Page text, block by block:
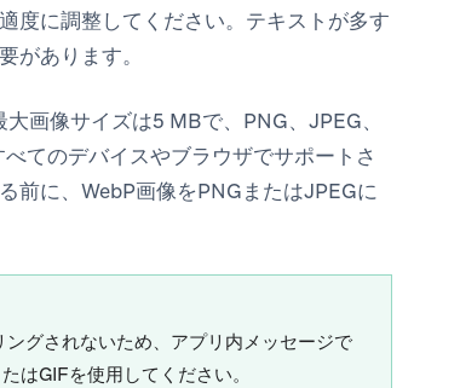
度に調整してください。テキストが多す
があります。
画像サイズは5 MBで、PNG、JPEG、
てのデバイスやブラウザでサポートさ
前に、WebP画像をPNGまたはJPEGに
グされないため、アプリ内メッセージで
はGIFを使用してください。